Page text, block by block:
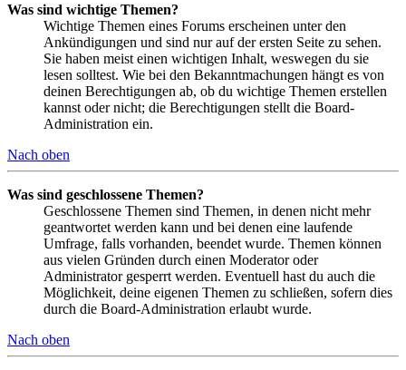
Was sind wichtige Themen?
Wichtige Themen eines Forums erscheinen unter den
Ankündigungen und sind nur auf der ersten Seite zu sehen.
Sie haben meist einen wichtigen Inhalt, weswegen du sie
lesen solltest. Wie bei den Bekanntmachungen hängt es von
deinen Berechtigungen ab, ob du wichtige Themen erstellen
kannst oder nicht; die Berechtigungen stellt die Board-
Administration ein.
Nach oben
Was sind geschlossene Themen?
Geschlossene Themen sind Themen, in denen nicht mehr
geantwortet werden kann und bei denen eine laufende
Umfrage, falls vorhanden, beendet wurde. Themen können
aus vielen Gründen durch einen Moderator oder
Administrator gesperrt werden. Eventuell hast du auch die
Möglichkeit, deine eigenen Themen zu schließen, sofern dies
durch die Board-Administration erlaubt wurde.
Nach oben